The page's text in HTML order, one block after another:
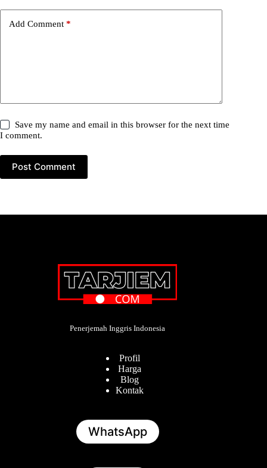
Add Comment *
Save my name and email in this browser for the next time
I comment.
Post Comment
Penerjemah Inggris Indonesia
Profil
Harga
Blog
Kontak
WhatsApp